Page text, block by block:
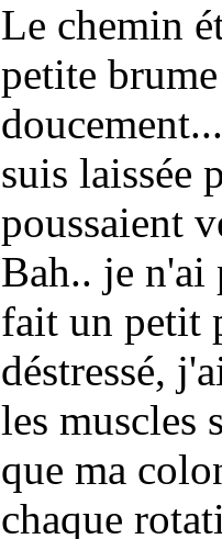
Le chemin
petite
suis laissée
poussaient
Bah.. je n'ai
fait un petit
déstressé,
les muscles
que ma
chaque